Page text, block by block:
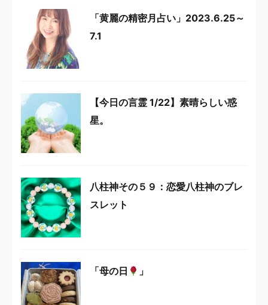
「黄麗の精密月占い」2023.6.25～
7.1
【今日の言霊 1/22】素晴らしい惑
星。
八柱神その５９：恋愛八柱神のブレ
スレット
「母の日 」